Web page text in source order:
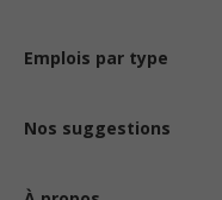
Emplois par type
Nos suggestions